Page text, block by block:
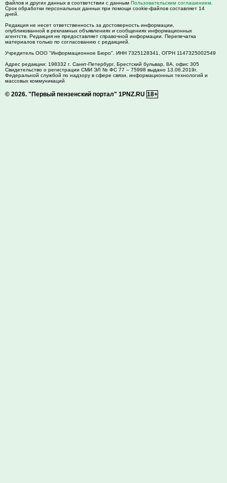
файлов и других данных в соответствии с данным Пользовательским соглашением
Срок обработки персональных данных при помощи cookie-файлов составляет 14
дней.
Редакция не несет ответственность за достоверность информации,
опубликованной в рекламных объявлениях и сообщениях информационных
агентств. Редакция не предоставляет справочной информации. Перепечатка
материалов только по согласованию с редакцией.
Учредитель ООО "Информационное Бюро". ИНН 7325128341, ОГРН 1147325002549
Адрес редакции: 198332 г. Санкт-Петербург, Брестский бульвар, 8А, офис 305
Свидетельство о регистрации СМИ ЭЛ № ФС 77 – 75998 выдано 13.06.2019г.
Федеральной службой по надзору в сфере связи, информационных технологий и
массовых коммуникаций
© 2026. "Первый пензенский портал" 1PNZ.RU 18+